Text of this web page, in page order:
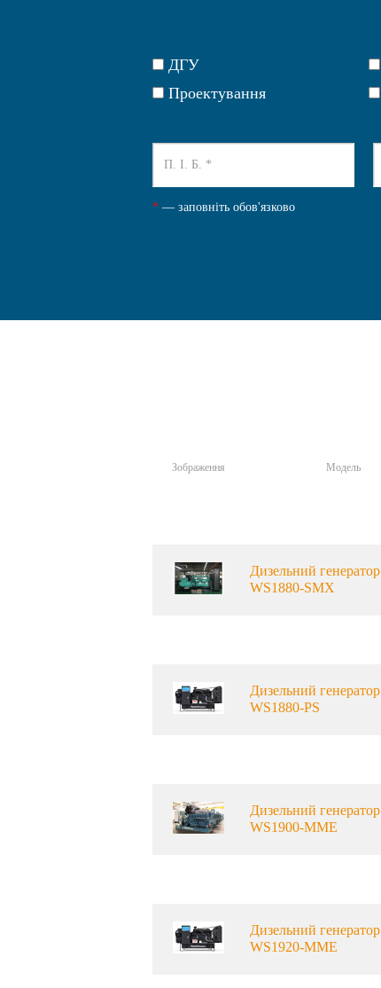
ДГУ
Проектування
* — заповніть обов'язково
Зображення Модель
Дизельний генератор
WS1880-SMX
Дизельний генератор
WS1880-PS
Дизельний генератор
WS1900-MME
Дизельний генератор
WS1920-MME